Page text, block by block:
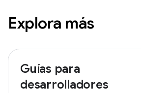
Explora más
Guías para
desarrolladores